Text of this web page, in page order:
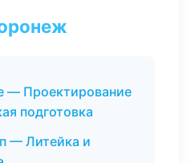
— Проектирование
подготовка
— Литейка и